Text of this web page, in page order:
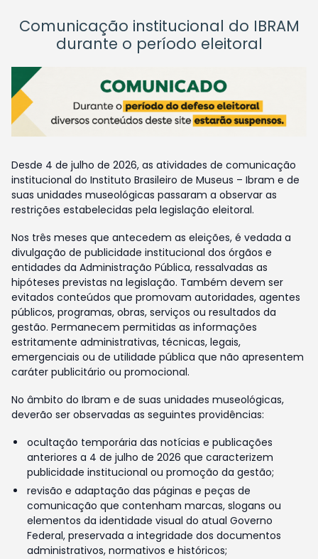
Comunicação institucional do IBRAM
durante o período eleitoral
Desde 4 de julho de 2026, as atividades de comunicação
institucional do Instituto Brasileiro de Museus – Ibram e de
suas unidades museológicas passaram a observar as
restrições estabelecidas pela legislação eleitoral.
Nos três meses que antecedem as eleições, é vedada a
divulgação de publicidade institucional dos órgãos e
entidades da Administração Pública, ressalvadas as
hipóteses previstas na legislação. Também devem ser
evitados conteúdos que promovam autoridades, agentes
públicos, programas, obras, serviços ou resultados da
gestão. Permanecem permitidas as informações
estritamente administrativas, técnicas, legais,
emergenciais ou de utilidade pública que não apresentem
caráter publicitário ou promocional.
No âmbito do Ibram e de suas unidades museológicas,
deverão ser observadas as seguintes providências:
ocultação temporária das notícias e publicações
anteriores a 4 de julho de 2026 que caracterizem
publicidade institucional ou promoção da gestão;
revisão e adaptação das páginas e peças de
comunicação que contenham marcas, slogans ou
elementos da identidade visual do atual Governo
Federal, preservada a integridade dos documentos
administrativos, normativos e históricos;